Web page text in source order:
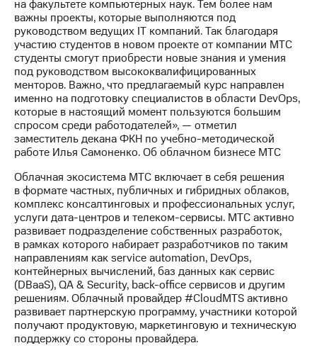
капитал
Контроль
и
аудит
Рынок
акций
Описание
Программа
приобретения
Порядок
акций
Дивиденды
Рынок
облигаций
Описание
Еврооблигации-2023
Уведомление
о
погашении
именных
облигаций
Другое
на факультете компьютерных наук. Тем более нам
важны проекты, которые выполняются под
руководством ведущих IT компаний. Так благодаря
участию студентов в новом проекте от компании МТС
студенты смогут приобрести новые знания и умения
под руководством высококвалифицированных
менторов. Важно, что предлагаемый курс направлен
именно на подготовку специалистов в области DevOps,
которые в настоящий момент пользуются большим
спросом среди работодателей», — отметил
заместитель декана ФКН по учебно-методической
работе Илья Самоненко. Об облачном бизнесе МТС
Облачная экосистема МТС включает в себя решения
в формате частных, публичных и гибридных облаков,
комплекс консалтинговых и профессиональных услуг,
услуги дата-центров и телеком-сервисы. МТС активно
развивает подразделение собственных разработок,
в рамках которого набирает разработчиков по таким
направлениям как service automation, DevOps,
контейнерных вычислений, баз данных как сервис
(DBaaS), QA & Security, back-office сервисов и другим
решениям. Облачный провайдер #CloudMTS активно
развивает партнерскую программу, участники которой
получают продуктовую, маркетинговую и техническую
поддержку со стороны провайдера.